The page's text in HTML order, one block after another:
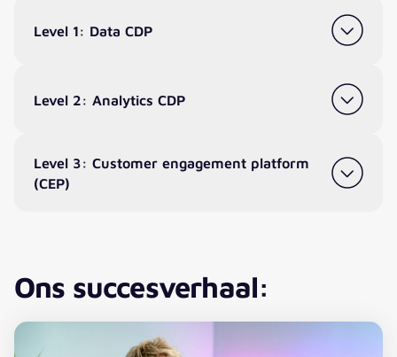
Level 1: Data CDP
Level 2: Analytics CDP
Level 3: Customer engagement platform
(CEP)
Ons succesverhaal: